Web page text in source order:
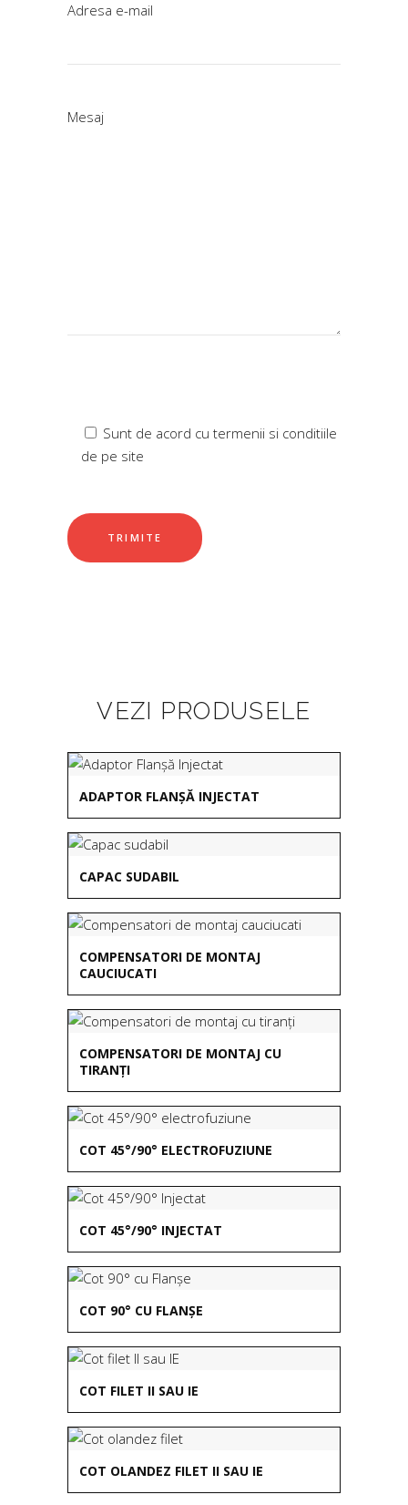
Adresa e-mail
Mesaj
Sunt de acord cu termenii si conditiile
de pe site
VEZI PRODUSELE
ADAPTOR FLANȘĂ INJECTAT
CAPAC SUDABIL
COMPENSATORI DE MONTAJ
CAUCIUCATI
COMPENSATORI DE MONTAJ CU
TIRANȚI
COT 45°/90° ELECTROFUZIUNE
COT 45°/90° INJECTAT
COT 90° CU FLANȘE
COT FILET II SAU IE
COT OLANDEZ FILET II SAU IE